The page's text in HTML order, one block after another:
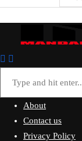
About
Contact us
Privacy Policy